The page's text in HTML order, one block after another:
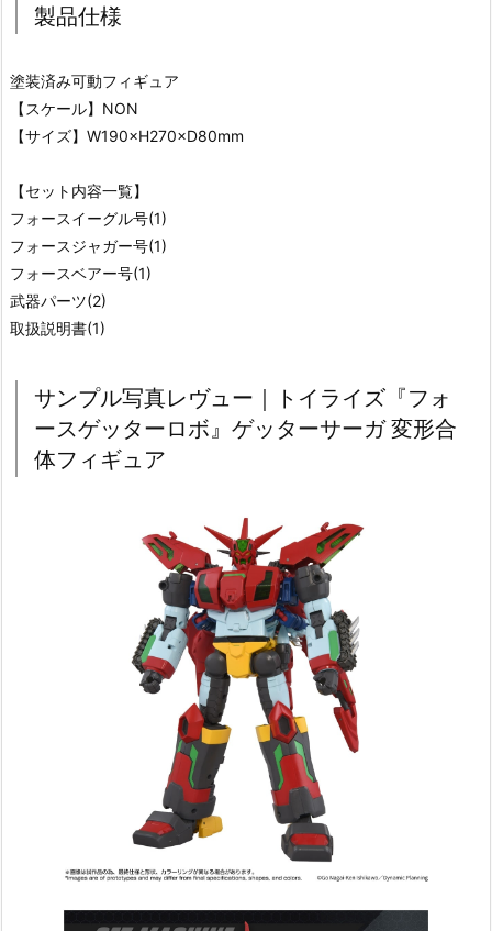
製品仕様
塗装済み可動フィギュア
【スケール】NON
【サイズ】W190×H270×D80mm
【セット内容一覧】
フォースイーグル号(1)
フォースジャガー号(1)
フォースベアー号(1)
武器パーツ(2)
取扱説明書(1)
サンプル写真レヴュー｜トイライズ『フォ
ースゲッターロボ』ゲッターサーガ 変形合
体フィギュア